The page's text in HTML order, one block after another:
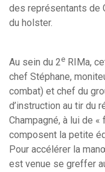
des représentants de
du holster.
Au sein du 2e RIMa,
chef Stéphane,
combat) et chef du
d’instruction au tir du
Champagné, à lui de
composent la petite
Pour accélérer la
est venue se greffer